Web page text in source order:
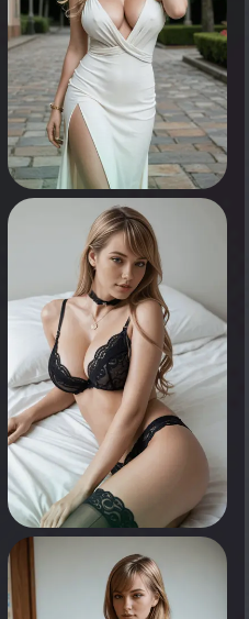
Appuyez pour voir
0
Appuyez pour voir